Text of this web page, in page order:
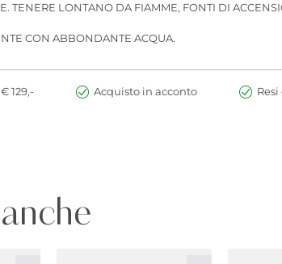
TENERE LONTANO DA FIAMME, FONTI DI
CON ABBONDANTE ACQUA.
129,- Acquisto in acconto